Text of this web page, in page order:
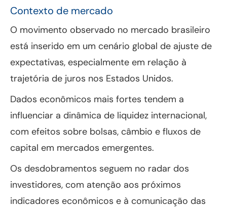
Contexto de mercado
O movimento observado no mercado brasileiro
está inserido em um cenário global de ajuste de
expectativas, especialmente em relação à
trajetória de juros nos Estados Unidos.
Dados econômicos mais fortes tendem a
influenciar a dinâmica de liquidez internacional,
com efeitos sobre bolsas, câmbio e fluxos de
capital em mercados emergentes.
Os desdobramentos seguem no radar dos
investidores, com atenção aos próximos
indicadores econômicos e à comunicação das